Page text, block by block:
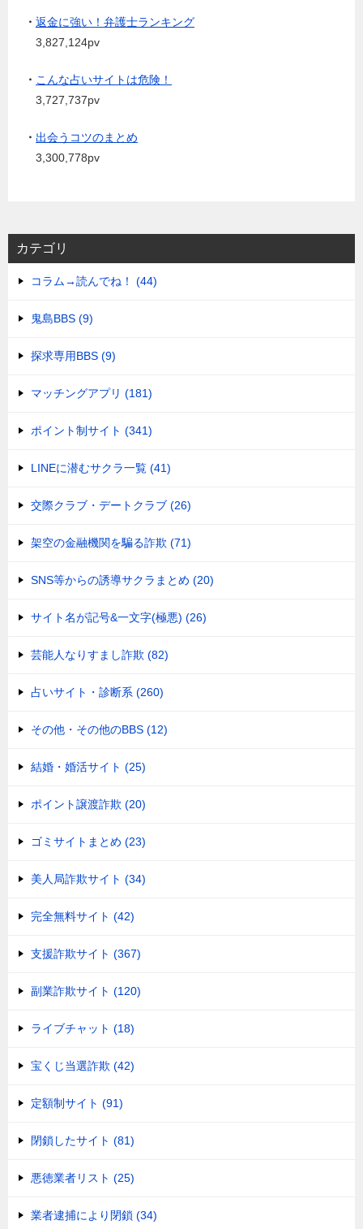
・ 返金に強い！弁護士ランキング
3,827,124pv
・ こんな占いサイトは危険！
3,727,737pv
・ 出会うコツのまとめ
3,300,778pv
カテゴリ
コラム→読んでね！ (44)
鬼島BBS (9)
探求専用BBS (9)
マッチングアプリ (181)
ポイント制サイト (341)
LINEに潜むサクラ一覧 (41)
交際クラブ・デートクラブ (26)
架空の金融機関を騙る詐欺 (71)
SNS等からの誘導サクラまとめ (20)
サイト名が記号&一文字(極悪) (26)
芸能人なりすまし詐欺 (82)
占いサイト・診断系 (260)
その他・その他のBBS (12)
結婚・婚活サイト (25)
ポイント譲渡詐欺 (20)
ゴミサイトまとめ (23)
美人局詐欺サイト (34)
完全無料サイト (42)
支援詐欺サイト (367)
副業詐欺サイト (120)
ライブチャット (18)
宝くじ当選詐欺 (42)
定額制サイト (91)
閉鎖したサイト (81)
悪徳業者リスト (25)
業者逮捕により閉鎖 (34)